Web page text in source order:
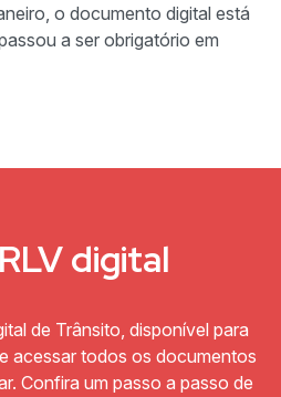
o documento digital está
a ser obrigatório em
digital
de Trânsito, disponível para
acessar todos os documentos
Confira um passo a passo de